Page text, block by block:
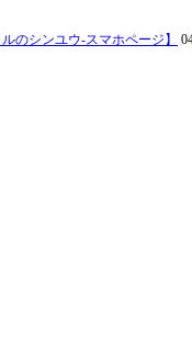
のシンユウ-スマホページ】